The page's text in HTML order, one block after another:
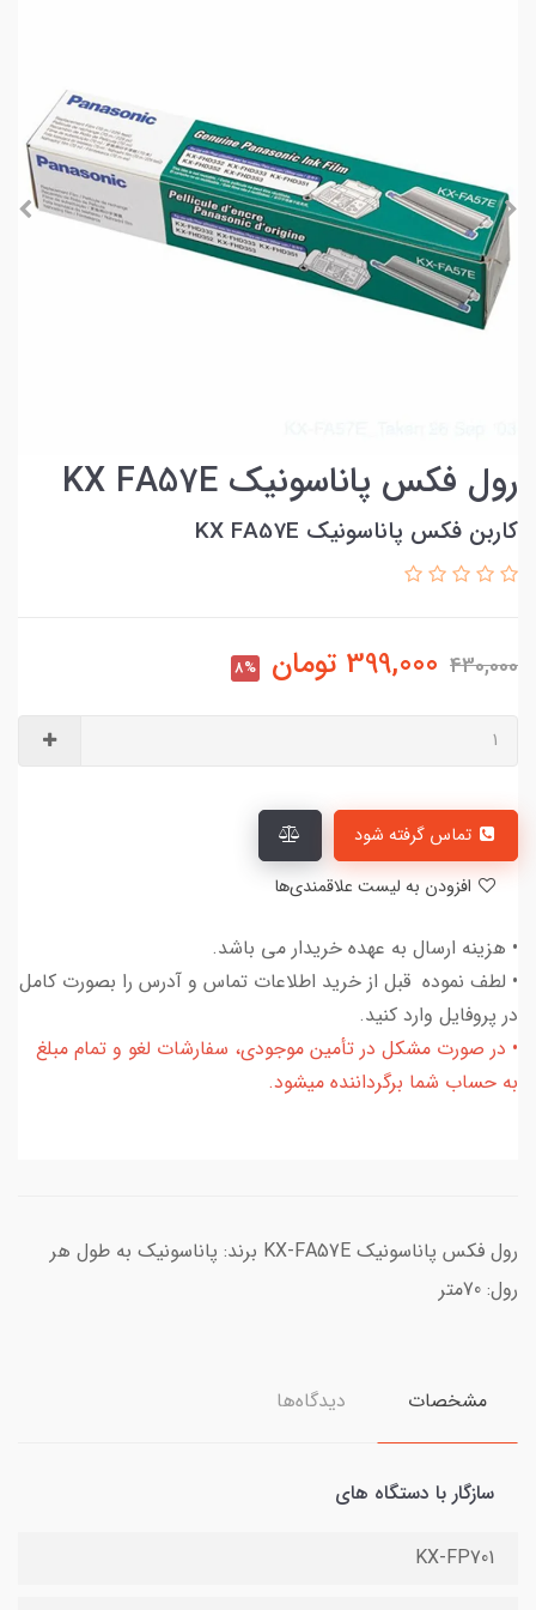
رول فکس پاناسونیک KX FA57E
کاربن فکس پاناسونیک KX FA57E
430,000
399,000 تومان 8%
تماس گرفته شود
• هزینه ارسال به عهده خریدار می باشد.
• لطف نموده قبل از خرید اطلاعات تماس و آدرس را بصورت کامل
در پروفایل وارد کنید.
• در صورت مشکل در تأمین موجودی، سفارشات لغو و تمام مبلغ
به حساب شما برگرداننده میشود.
رول فکس پاناسونیک KX-FA57E برند: پاناسونیک به طول هر
رول: 70متر
مشخصات دیدگاه‌ها
سازگار با دستگاه های
KX-FP701